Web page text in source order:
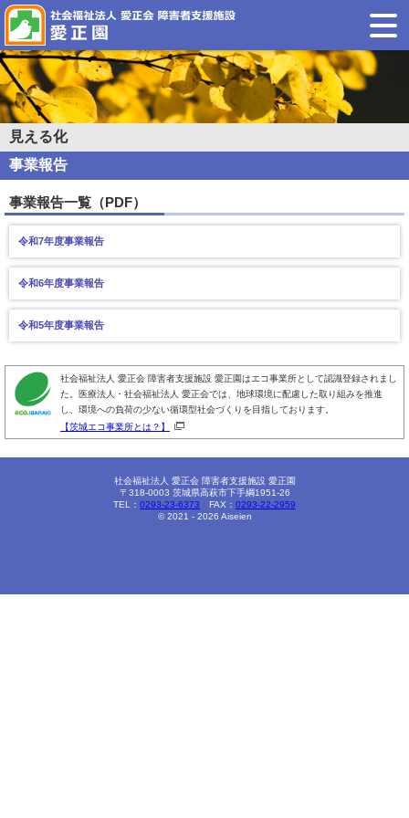
見える化
事業報告
事業報告一覧（PDF）
令和7年度事業報告
令和6年度事業報告
令和5年度事業報告
社会福祉法人 愛正会 障害者支援施設 愛正園はエコ事業所として認識登録されまし
た。医療法人・社会福祉法人 愛正会では、地球環境に配慮した取り組みを推進
し、環境への負荷の少ない循環型社会づくりを目指しております。
【茨城エコ事業所とは？】
社会福祉法人 愛正会 障害者支援施設 愛正園
〒318-0003 茨城県高萩市下手綱1951-26
TEL：0293-23-6373 FAX： 0293-22-2959
© 2021 - 2026 Aiseien